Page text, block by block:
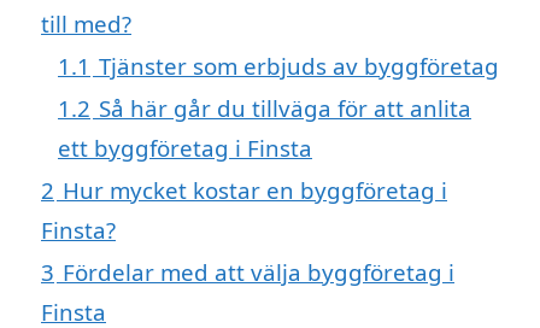
till med?
1.1 Tjänster som erbjuds av byggföretag
1.2 Så här går du tillväga för att anlita
ett byggföretag i Finsta
2 Hur mycket kostar en byggföretag i
Finsta?
3 Fördelar med att välja byggföretag i
Finsta